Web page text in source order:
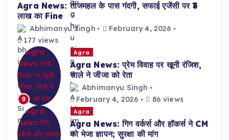
Agra News: ताजमहल के पास गंदगी, सफाई एजेंसी पर ₹3
लाख का Fine
Abhimanyu Singh
February 4, 2026
177 views
9
Agra
Agra News: प्रेम विवाह पर खूनी रंजिश,
साले ने जीजा को रेता
Abhimanyu Singh
February 4, 2026
86 views
Agra
Agra News: गिग वर्कर्स और हॉकर्स ने CM
को भेजा ज्ञापन; सुरक्षा की मांग